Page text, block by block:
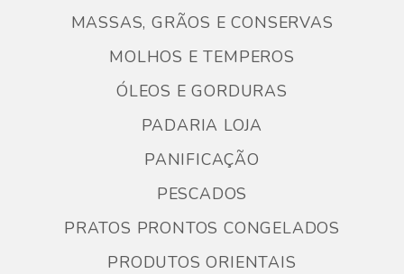
MASSAS, GRÃOS E CONSERVAS
MOLHOS E TEMPEROS
ÓLEOS E GORDURAS
PADARIA LOJA
PANIFICAÇÃO
PESCADOS
PRATOS PRONTOS CONGELADOS
PRODUTOS ORIENTAIS